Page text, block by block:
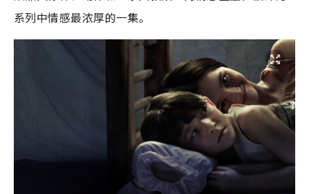
系列中情感最浓厚的一集。